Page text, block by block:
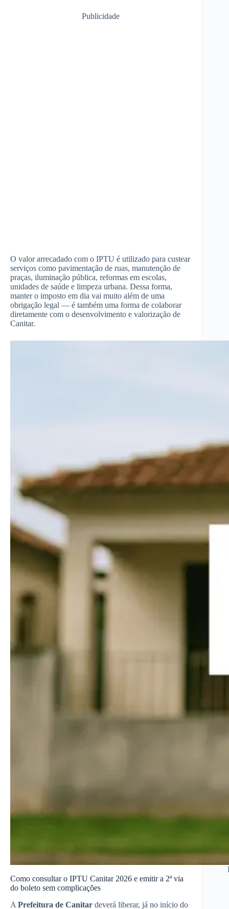
Publicidade
O valor arrecadado com o IPTU é utilizado para custear
serviços como pavimentação de ruas, manutenção de
praças, iluminação pública, reformas em escolas,
unidades de saúde e limpeza urbana. Dessa forma,
manter o imposto em dia vai muito além de uma
obrigação legal — é também uma forma de colaborar
diretamente com o desenvolvimento e valorização de
Canitar.
Como consultar o IPTU Canitar 2026 e emitir a 2ª via
do boleto sem complicações
A Prefeitura de Canitar deverá liberar, já no início do